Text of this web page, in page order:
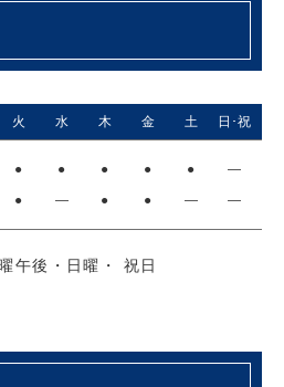
火 水 木 金 土 日･祝
● ● ● ● ●
―
● ― ● ● ― ―
午後・日曜・ 祝日